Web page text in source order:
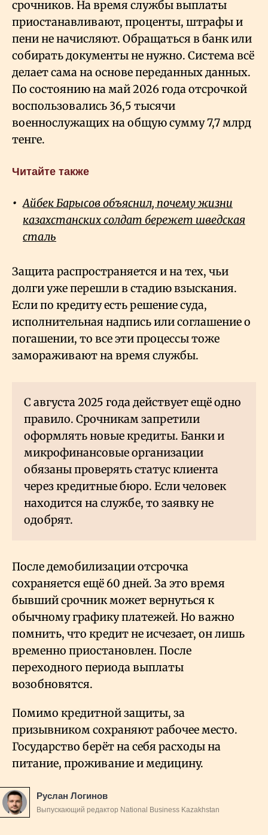
срочников. На время службы выплаты
приостанавливают, проценты, штрафы и
пени не начисляют. Обращаться в банк или
собирать документы не нужно. Система всё
делает сама на основе переданных данных.
По состоянию на май 2026 года отсрочкой
воспользовались 36,5 тысячи
военнослужащих на общую сумму 7,7 млрд
тенге.
Читайте также
Айбек Барысов объяснил, почему жизни
казахстанских солдат бережет шведская
сталь
Защита распространяется и на тех, чьи
долги уже перешли в стадию взыскания.
Если по кредиту есть решение суда,
исполнительная надпись или соглашение о
погашении, то все эти процессы тоже
замораживают на время службы.
С августа 2025 года действует ещё одно
правило. Срочникам запретили
оформлять новые кредиты. Банки и
микрофинансовые организации
обязаны проверять статус клиента
через кредитные бюро. Если человек
находится на службе, то заявку не
одобрят.
После демобилизации отсрочка
сохраняется ещё 60 дней. За это время
бывший срочник может вернуться к
обычному графику платежей. Но важно
помнить, что кредит не исчезает, он лишь
временно приостановлен. После
переходного периода выплаты
возобновятся.
Помимо кредитной защиты, за
призывником сохраняют рабочее место.
Государство берёт на себя расходы на
питание, проживание и медицину.
Руслан Логинов
Выпускающий редактор National Business Kazakhstan